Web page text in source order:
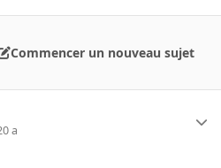
Commencer un nouveau sujet
a